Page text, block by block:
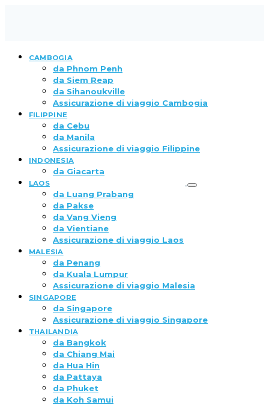
CAMBOGIA
da Phnom Penh
da Siem Reap
da Sihanoukville
Assicurazione di viaggio Cambogia
FILIPPINE
da Cebu
da Manila
Assicurazione di viaggio Filippine
INDONESIA
da Giacarta
LAOS
da Luang Prabang
da Pakse
da Vang Vieng
da Vientiane
Assicurazione di viaggio Laos
MALESIA
da Penang
da Kuala Lumpur
Assicurazione di viaggio Malesia
SINGAPORE
da Singapore
Assicurazione di viaggio Singapore
THAILANDIA
da Bangkok
da Chiang Mai
da Hua Hin
da Pattaya
da Phuket
da Koh Samui